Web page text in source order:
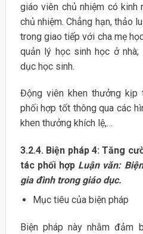
giáo viên chủ nhiệm có kinh
chủ nhiệm. Chẳng hạn, thảo
trong giao tiếp với cha mẹ
quản lý học sinh học ở
dục học sinh.
Động viên khen thưởng kịp
phối hợp tốt thông qua các
khen thưởng khích lệ,…
3.2.4. Biện pháp 4: Tăng
tác phối hợp Luận văn:
gia đình trong giáo dục.
Mục tiêu của biện pháp
Biện pháp này nhằm đảm